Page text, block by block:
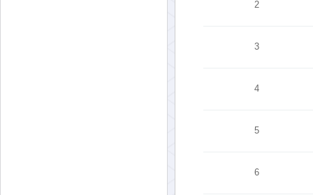
2
3
4
5
6